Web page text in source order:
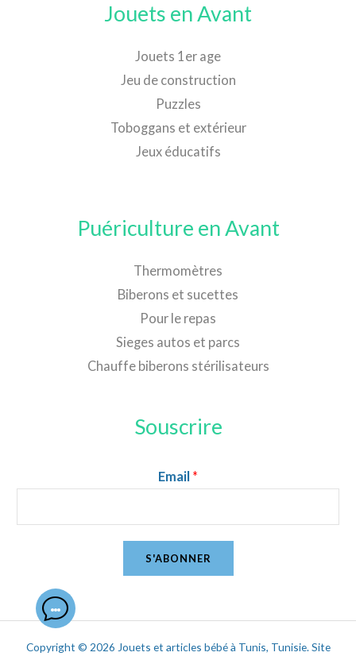
Jouets en Avant
Jouets 1er age
Jeu de construction
Puzzles
Toboggans et extérieur
Jeux éducatifs
Puériculture en Avant
Thermomètres
Biberons et sucettes
Pour le repas
Sieges autos et parcs
Chauffe biberons stérilisateurs
Souscrire
Email *
S'ABONNER
Copyright © 2026 Jouets et articles bébé à Tunis, Tunisie. Site